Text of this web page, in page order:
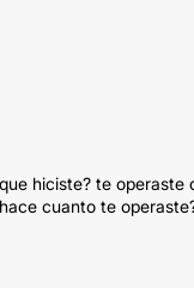
hiciste? te operaste
cuanto te